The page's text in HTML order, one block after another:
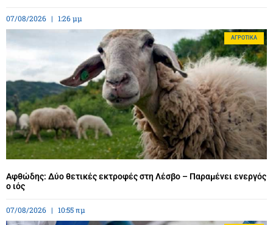
07/08/2026 1:26 μμ
ΑΓΡΟΤΙΚΆ
Αφθώδης: Δύο θετικές εκτροφές στη Λέσβο – Παραμένει ενεργός
ο ιός
07/08/2026 10:55 πμ